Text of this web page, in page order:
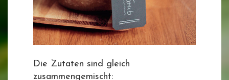
Die Zutaten sind gleich
zusammengemischt: